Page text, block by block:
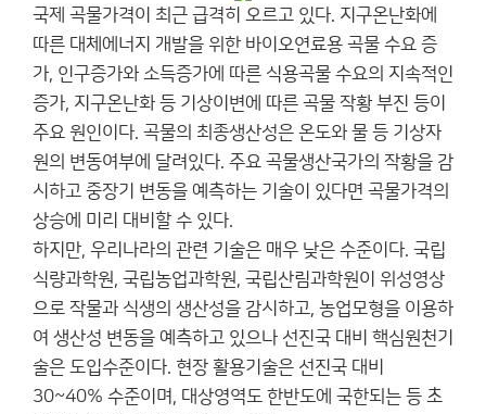
국제 곡물가격이 최근 급격히 오르고 있다. 지구온난화에
따른 대체에너지 개발을 위한 바이오연료용 곡물 수요 증
가, 인구증가와 소득증가에 따른 식용곡물 수요의 지속적인
증가, 지구온난화 등 기상이변에 따른 곡물 작황 부진 등이
주요 원인이다. 곡물의 최종생산성은 온도와 물 등 기상자
원의 변동여부에 달려있다. 주요 곡물생산국가의 작황을 감
시하고 중장기 변동을 예측하는 기술이 있다면 곡물가격의
상승에 미리 대비할 수 있다.
하지만, 우리나라의 관련 기술은 매우 낮은 수준이다. 국립
식량과학원, 국립농업과학원, 국립산림과학원이 위성영상
으로 작물과 식생의 생산성을 감시하고, 농업모형을 이용하
여 생산성 변동을 예측하고 있으나 선진국 대비 핵심원천기
술은 도입수준이다. 현장 활용기술은 선진국 대비
30~40% 수준이며, 대상영역도 한반도에 국한되는 등 초